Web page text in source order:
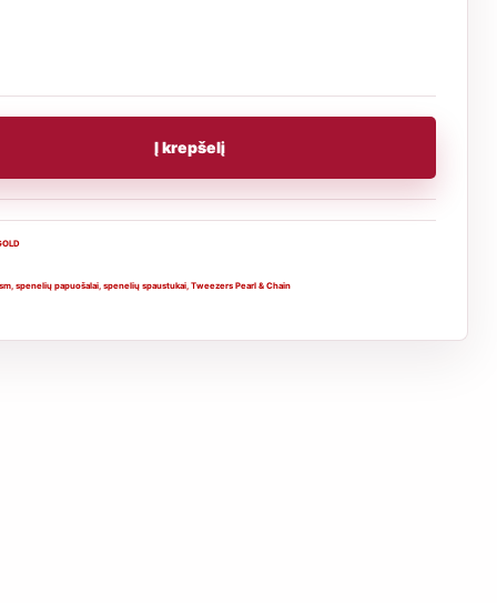
Į krepšelį
, spenelių papuošalai, spenelių spaustukai, Tweezers Pearl & Chain